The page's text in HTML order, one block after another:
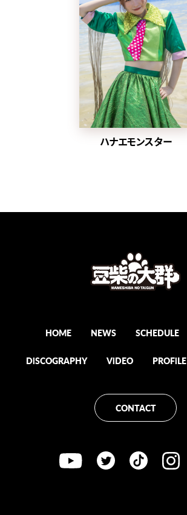
ハナエモンスター
HOME NEWS SCHEDULE
DiSCOGRAPHY ViDEO PROFiLE
CONTACT